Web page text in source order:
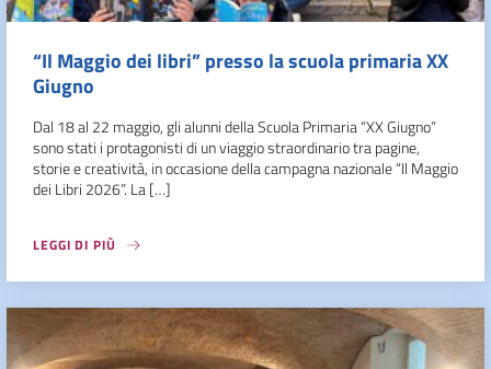
“Il Maggio dei libri” presso la scuola primaria XX
Giugno
Dal 18 al 22 maggio, gli alunni della Scuola Primaria “XX Giugno”
sono stati i protagonisti di un viaggio straordinario tra pagine,
storie e creatività, in occasione della campagna nazionale “Il Maggio
dei Libri 2026”. La […]
LEGGI DI PIÙ